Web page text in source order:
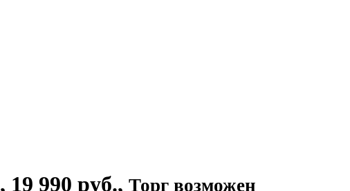
, 19 990 руб., Торг возможен